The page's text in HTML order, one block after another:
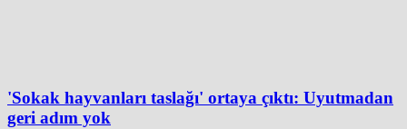
'Sokak hayvanları taslağı' ortaya çıktı: Uyutmadan
geri adım yok